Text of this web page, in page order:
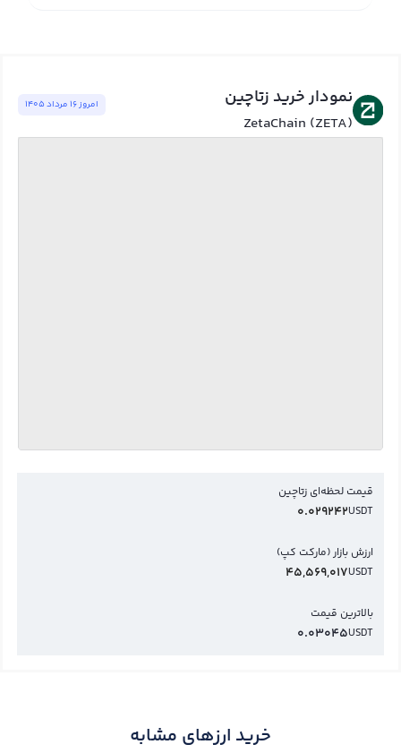
نمودار خرید زتاچین
ZetaChain (ZETA)
امروز ١٦ مرداد ١٤٠٥
قیمت لحظه‌ای زتاچین
USDT
0.029242
ارزش بازار (مارکت کپ)
USDT
45,569,017
بالاترین قیمت
USDT
0.03045
خرید ارزهای مشابه